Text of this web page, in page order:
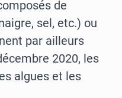
de
sel, etc.) ou
par ailleurs
2020, les
algues et les